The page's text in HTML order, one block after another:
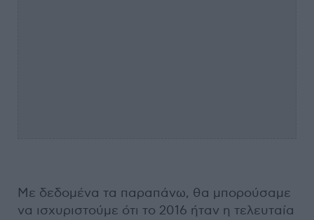
Με δεδομένα τα παραπάνω, θα μπορούσαμε
να ισχυριστούμε ότι το 2016 ήταν η τελευταία